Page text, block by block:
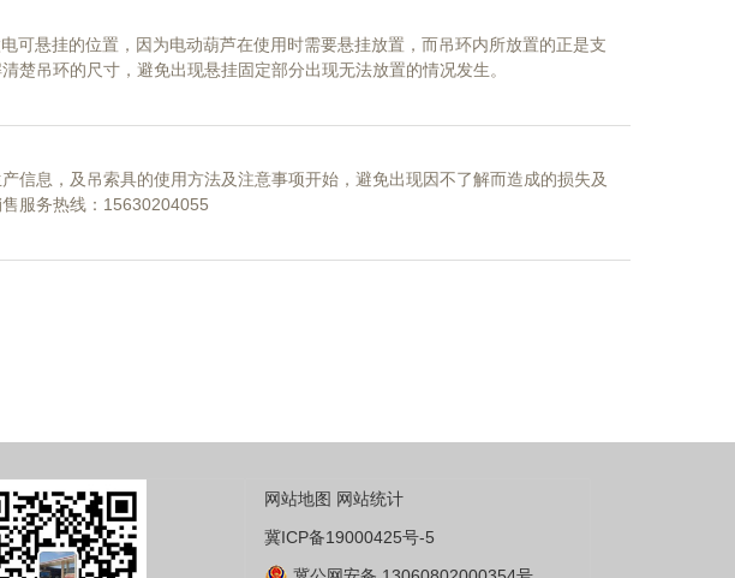
牢固而造成的吊装事故发生。
定螺丝长短而造成的配件
可悬挂的位置，因为电动葫芦在使用时需要悬挂放置，而吊环内所放置的正是支
楚吊环的尺寸，避免出现悬挂固定部分出现无法放置的情况发生。
4.3厘米左右，整体的吊环尺寸长度在12.5厘米宽度3厘米左右，以上数据因
信息，及吊索具的使用方法及注意事项开始，避免出现因不了解而造成的损失及
服务热线：15630204055
网站地图 网站统计
冀ICP备19000425号-5